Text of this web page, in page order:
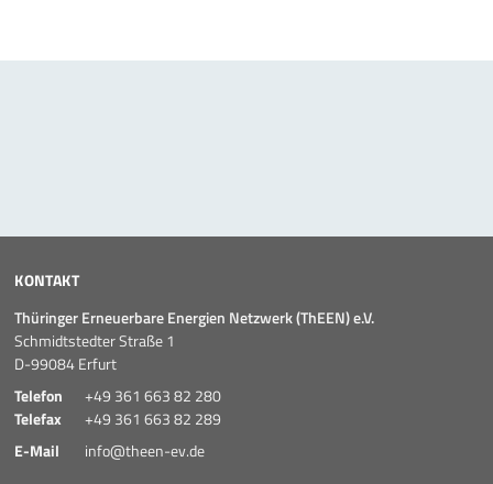
KONTAKT
Thüringer Erneuerbare Energien Netzwerk (ThEEN) e.V.
Schmidtstedter Straße 1
D-99084 Erfurt
Telefon
+49 361 663 82 280
Telefax
+49 361 663 82 289
E-Mail
info@theen-ev.de